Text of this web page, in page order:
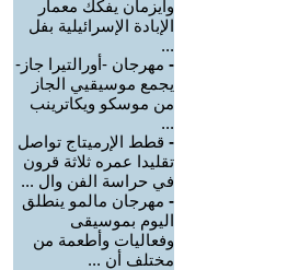
وايزمان يفكك معمار
الإبادة الإسرائيلية بفل
...
- مهرجان -أورالتيرا جاز-
يجمع موسيقيي الجاز
من موسكو ويكاترينب
...
- قطط الإرميتاج تواصل
تقليدا عمره ثلاثة قرون
في حراسة الفن وال ...
- مهرجان مالمو ينطلق
اليوم بموسيقى
وفعاليات وأطعمة من
مختلف أن ...